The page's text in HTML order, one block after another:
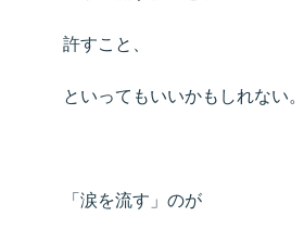
許すこと、
といってもいいかもしれない。
「涙を流す」のが